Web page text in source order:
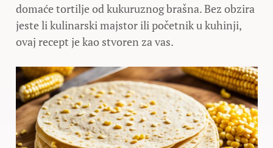
domaće tortilje od kukuruznog brašna. Bez obzira
jeste li kulinarski majstor ili početnik u kuhinji,
ovaj recept je kao stvoren za vas.